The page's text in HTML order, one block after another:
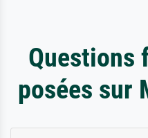
Questions
posées sur